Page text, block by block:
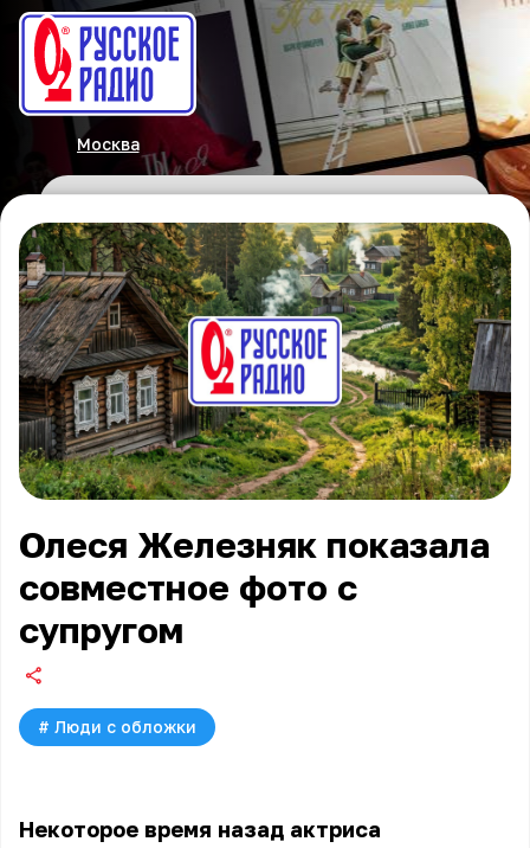
Москва
Олеся Железняк показала
совместное фото с
супругом
# Люди с обложки
Некоторое время назад актриса